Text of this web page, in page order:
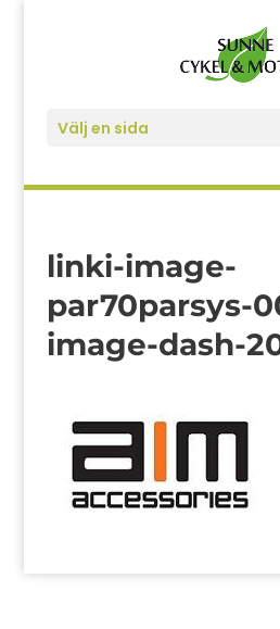
Välj en sida
linki-image-
par70parsys-
image-dash-